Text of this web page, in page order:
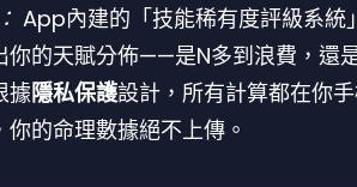
App內建的「技能稀有度評級系統
你的天賦分佈——是N多到浪費，還
據隱私保護設計，所有計算都在你
你的命理數據絕不上傳。